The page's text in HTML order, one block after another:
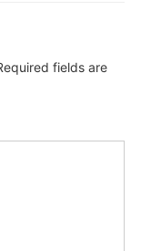
fields are